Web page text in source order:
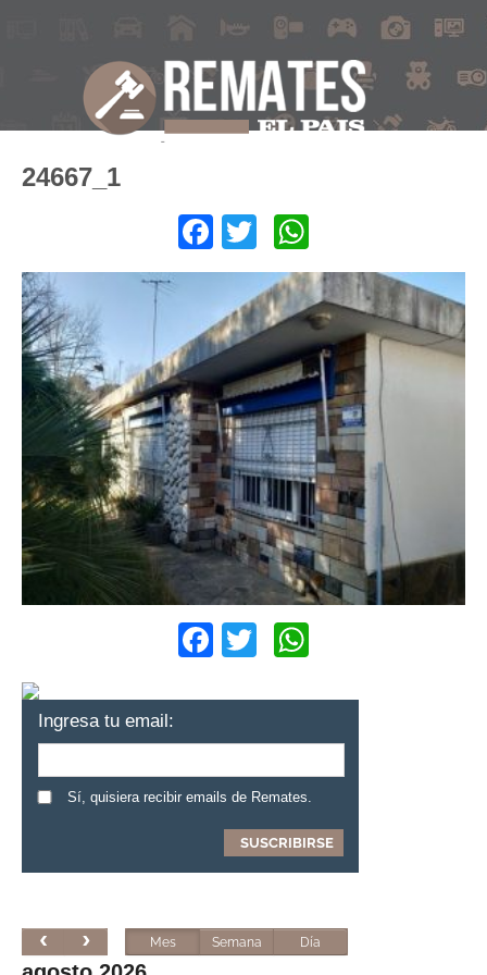
24667_1
Facebook
Twitter
Facebook
Twitter
Ingresa tu email:
Sí, quisiera recibir emails de Remates.
Mes Semana Día